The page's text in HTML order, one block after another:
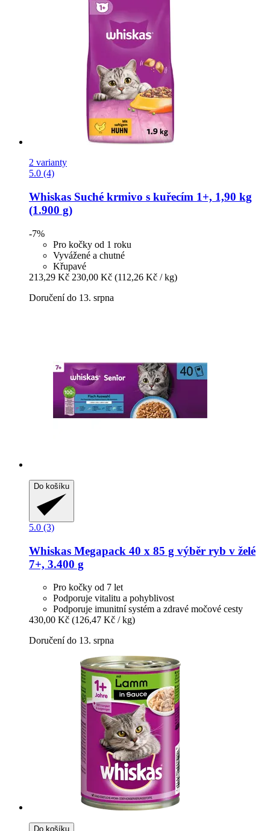
2 varianty
5.0 (4)
Whiskas Suché krmivo s kuřecím 1+, 1,90 kg
(1.900 g)
-7%
Pro kočky od 1 roku
Vyvážené a chutné
Křupavé
213,29 Kč 230,00 Kč (112,26 Kč / kg)
Doručení do 13. srpna
Do košíku
5.0 (3)
Whiskas Megapack 40 x 85 g výběr ryb v želé
7+, 3.400 g
Pro kočky od 7 let
Podporuje vitalitu a pohyblivost
Podporuje imunitní systém a zdravé močové cesty
430,00 Kč (126,47 Kč / kg)
Doručení do 13. srpna
Do košíku